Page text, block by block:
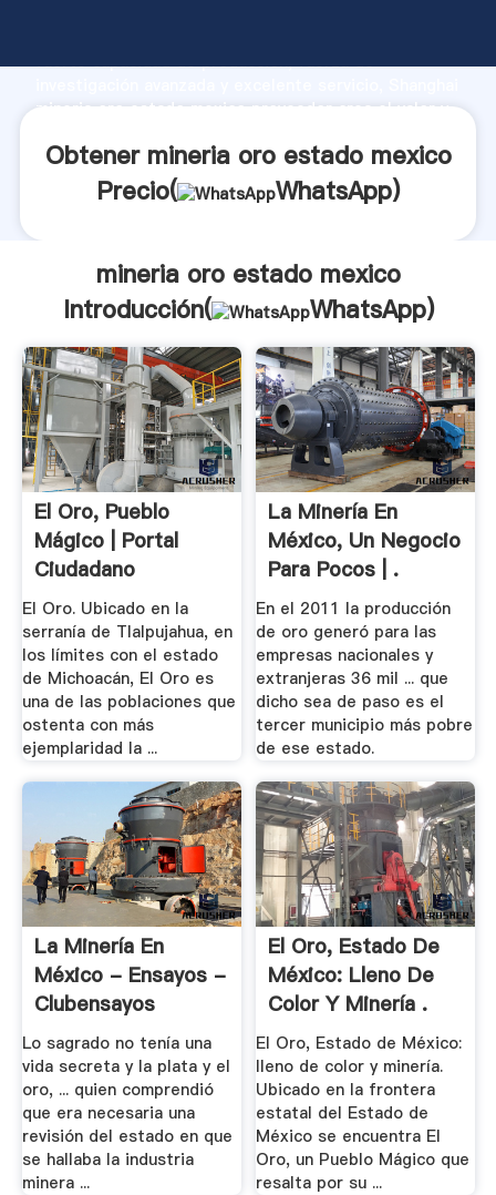
fuerte capacidad de producción, fuerza de
mineria oro estado mexico proveedor crea el valor y
Obtener mineria oro estado mexico
Precio(
WhatsApp)
mineria oro estado mexico
Introducción(
WhatsApp)
El Oro, Pueblo
Mágico | Portal
Ciudadano
El Oro. Ubicado en la
serranía de Tlalpujahua, en
los límites con el estado
de Michoacán, El Oro es
una de las poblaciones que
ostenta con más
ejemplaridad la ...
La Minería En
México, Un Negocio
Para Pocos | .
En el 2011 la producción
de oro generó para las
empresas nacionales y
extranjeras 36 mil ... que
dicho sea de paso es el
tercer municipio más pobre
de ese estado.
La Minería En
México - Ensayos -
Clubensayos
Lo sagrado no tenía una
vida secreta y la plata y el
oro, ... quien comprendió
que era necesaria una
revisión del estado en que
se hallaba la industria
minera ...
El Oro, Estado De
México: Lleno De
Color Y Minería .
El Oro, Estado de México:
lleno de color y minería.
Ubicado en la frontera
estatal del Estado de
México se encuentra El
Oro, un Pueblo Mágico que
resalta por su ...